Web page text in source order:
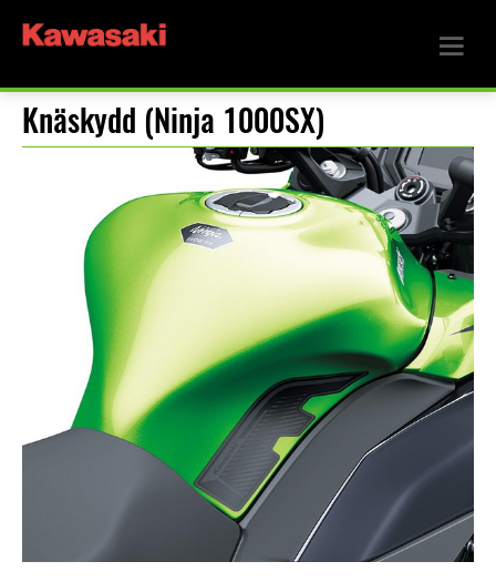
Knäskydd (Ninja 1000SX)